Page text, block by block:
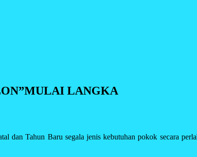
LANGKA
dan Tahun Baru segala jenis kebutuhan pokok secara